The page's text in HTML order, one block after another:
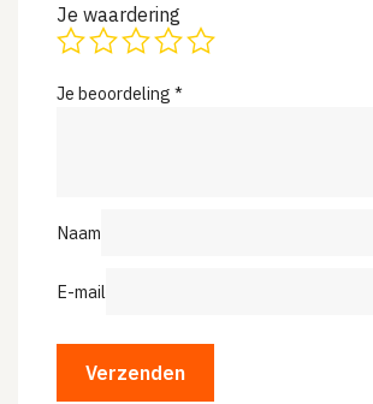
Je waardering
Je beoordeling *
Naam
E-mail